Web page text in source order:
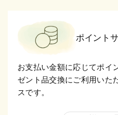
ポイント
お支払い金額に応じてポイ
ゼント品交換にご利用いた
スです。